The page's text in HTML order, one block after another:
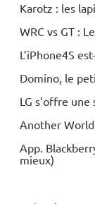
Karotz : les
WRC vs GT :
L’iPhone4S
Domino, le
LG s’offre
Another
App.
mieux)